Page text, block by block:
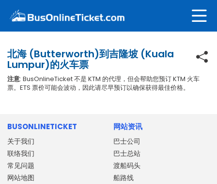
北海 (Butterworth)到吉隆坡 (Kuala
Lumpur)的火车票
注意: BusOnlineTicket 不是 KTM 的代理，但会帮助您预订 KTM 火车
票。ETS 票价可能会波动，因此请尽早预订以确保获得最佳价格。
BUSONLINETICKET
关于我们
联络我们
常见问题
网站地图
网站资讯
巴士公司
巴士总站
渡船码头
船路线